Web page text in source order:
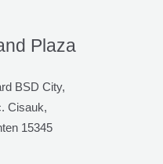
Plaza
BSD City,
Cisauk,
15345